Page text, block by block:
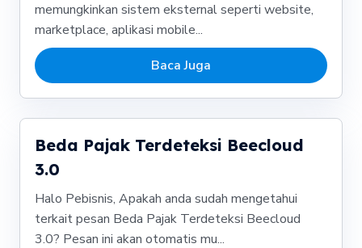
memungkinkan sistem eksternal seperti website,
marketplace, aplikasi mobile...
Baca Juga
Beda Pajak Terdeteksi Beecloud
3.0
Halo Pebisnis, Apakah anda sudah mengetahui
terkait pesan Beda Pajak Terdeteksi Beecloud
3.0? Pesan ini akan otomatis mu...